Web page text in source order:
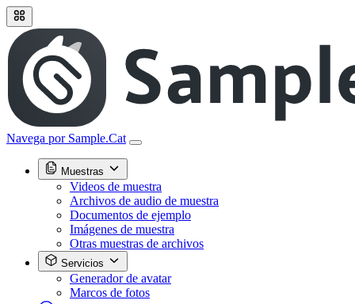
Navega por Sample.Cat
Muestras
Videos de muestra
Archivos de audio de muestra
Documentos de ejemplo
Imágenes de muestra
Otras muestras de archivos
Servicios
Generador de avatar
Marcos de fotos